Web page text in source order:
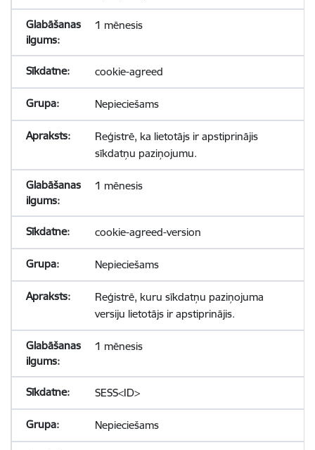
1 mēnesis
cookie-agreed
Nepieciešams
Reģistrē, ka lietotājs ir apstiprinājis
sīkdatņu paziņojumu.
1 mēnesis
cookie-agreed-version
Nepieciešams
Reģistrē, kuru sīkdatņu paziņojuma
versiju lietotājs ir apstiprinājis.
1 mēnesis
SESS<ID>
Nepieciešams